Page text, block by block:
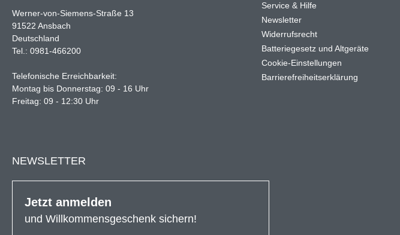
Werner-von-Siemens-Straße 13
91522 Ansbach
Deutschland
Tel.: 0981-466200
Telefonische Erreichbarkeit:
Montag bis Donnerstag: 09 - 16 Uhr
Freitag: 09 - 12:30 Uhr
Service & Hilfe
Newsletter
Widerrufsrecht
Batteriegesetz und Altgeräte
Cookie-Einstellungen
Barrierefreiheitserklärung
NEWSLETTER
Jetzt anmelden
und Willkommensgeschenk sichern!